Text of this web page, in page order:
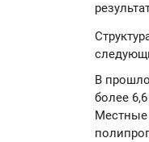
В
более
Местные